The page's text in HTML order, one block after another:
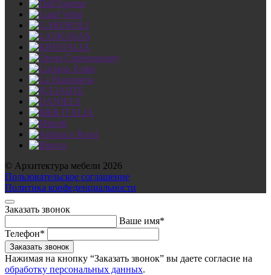
© Архитектура мебели 2026
Пользовательское соглашение
Политика конфеденциальности
Заказать звонок
Ваше имя*
Телефон*
Нажимая на кнопку “Заказать звонок” вы даете согласие на
обработку персональных данных.